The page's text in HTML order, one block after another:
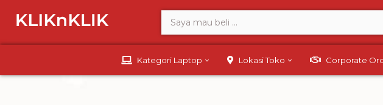
Kategori Laptop Lokasi Toko Corporate